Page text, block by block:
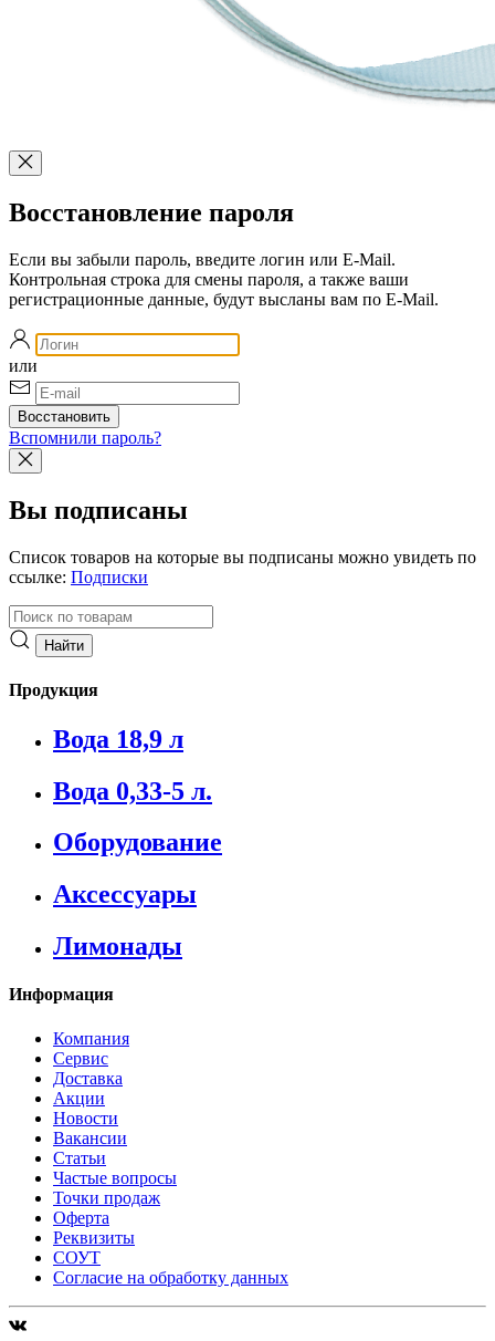
Восстановление пароля
Если вы забыли пароль, введите логин или E-Mail.
Контрольная строка для смены пароля, а также ваши
регистрационные данные, будут высланы вам по E-Mail.
или
Вспомнили пароль?
Вы подписаны
Список товаров на которые вы подписаны можно увидеть по
ссылке: Подписки
Продукция
Вода 18,9 л
Вода 0,33-5 л.
Оборудование
Аксессуары
Лимонады
Информация
Компания
Сервис
Доставка
Акции
Новости
Вакансии
Статьи
Частые вопросы
Точки продаж
Оферта
Реквизиты
СОУТ
Согласие на обработку данных